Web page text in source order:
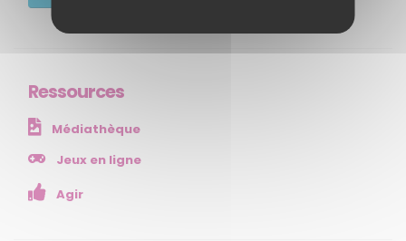
Ressources
Médiathèque
Jeux en ligne
Agir
Accueil
Qui sommes-nous ?
Agir
NOS SERVICES
Presse